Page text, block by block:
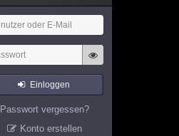
Einloggen
Passwort vergessen?
Konto erstellen